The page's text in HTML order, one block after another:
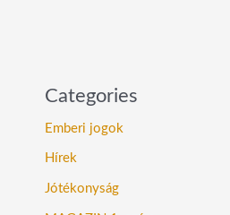
Categories
Emberi jogok
Hírek
Jótékonyság